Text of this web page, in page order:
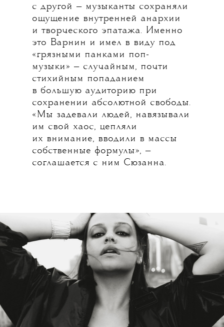
с другой — музыканты сохраняли
ощущение внутренней анархии
и творческого эпатажа. Именно
это Варнин и имел в виду под
«грязными панками поп-
музыки» — случайным, почти
стихийным попаданием
в большую аудиторию при
сохранении абсолютной свободы.
«Мы задевали людей, навязывали
им свой хаос, цепляли
их внимание, вводили в массы
собственные формулы», —
соглашается с ним Сюзанна.